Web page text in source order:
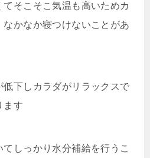
そこそこ気温も高いためカ
かなか寝つけないことがあ
下しカラダがリラックスで
ます
しっかり水分補給を行うこ